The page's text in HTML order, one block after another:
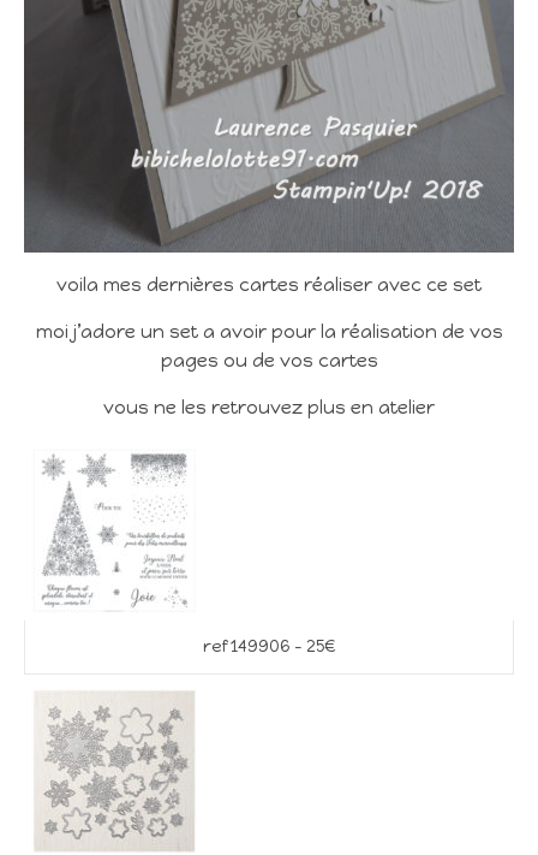
voila mes dernières cartes réaliser avec ce set
moi j’adore un set a avoir pour la réalisation de vos
pages ou de vos cartes
vous ne les retrouvez plus en atelier
ref 149906 – 25€